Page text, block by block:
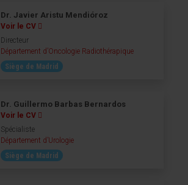
Dr. Javier Aristu Mendióroz
Voir le CV
Directeur
Département d’Oncologie Radiothérapique
Siège de Madrid
Dr. Guillermo Barbas Bernardos
Voir le CV
Spécialiste
Département d’Urologie
Siège de Madrid